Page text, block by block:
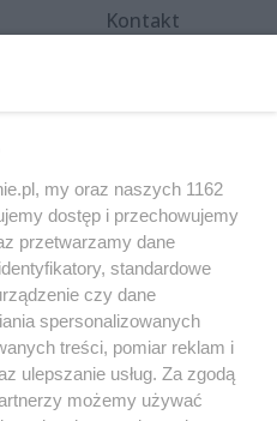
Kontakt
Specjalny koncert z okazji
20. urodzin portalu
wSzczecinie.pl
Regulamin konkursów
śniadaniówka "Hej
Szczecin! Jest piątek!"
my oraz naszych 1162
dostęp i przechowujemy
przetwarzamy dane
standardowe
czy dane
spersonalizowanych
treści, pomiar reklam i
ulepszanie usług. Za zgodą
możemy używać